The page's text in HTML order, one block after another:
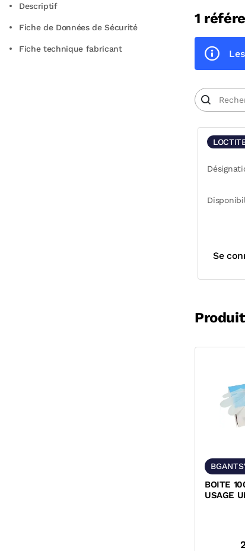
Descriptif
Fiche de Données de Sécurité
Fiche technique fabricant
1
Se
BOITE
USAGE